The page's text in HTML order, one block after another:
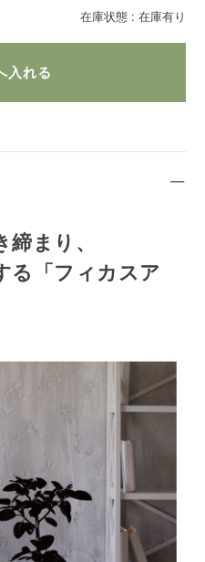
在庫状態 : 在庫有り
まり、
る「フィカスア